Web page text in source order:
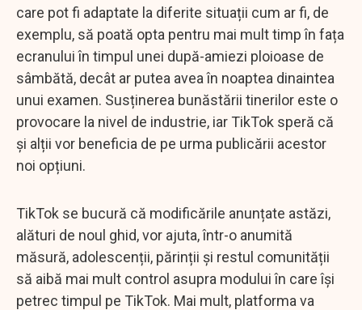
care pot fi adaptate la diferite situații cum ar fi, de
exemplu, să poată opta pentru mai mult timp în fața
ecranului în timpul unei după-amiezi ploioase de
sâmbătă, decât ar putea avea în noaptea dinaintea
unui examen. Susținerea bunăstării tinerilor este o
provocare la nivel de industrie, iar TikTok speră că
și alții vor beneficia de pe urma publicării acestor
noi opțiuni.
TikTok se bucură că modificările anunțate astăzi,
alături de noul ghid, vor ajuta, într-o anumită
măsură, adolescenții, părinții și restul comunității
să aibă mai mult control asupra modului în care își
petrec timpul pe TikTok. Mai mult, platforma va